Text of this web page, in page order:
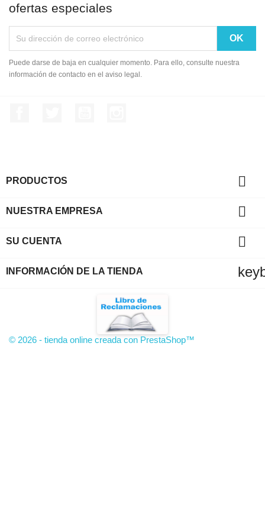
ofertas especiales
Puede darse de baja en cualquier momento. Para ello, consulte nuestra
información de contacto en el aviso legal.
PRODUCTOS 
NUESTRA EMPRESA 
SU CUENTA 
INFORMACIÓN DE LA TIENDA
© 2026 - tienda online creada con PrestaShop™